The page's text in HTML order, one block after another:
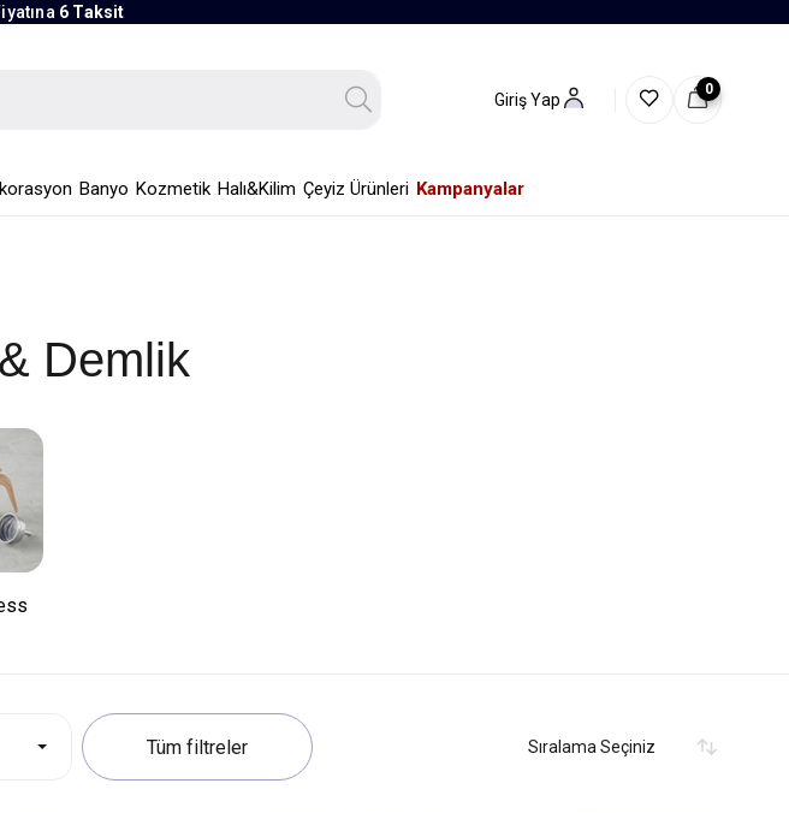
6 Taksit
Giriş Yap
0
Banyo Kozmetik Halı&Kilim Çeyiz Ürünleri Kampanyalar
Demlik